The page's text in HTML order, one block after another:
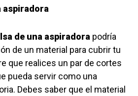
aspiradora
de una aspiradora podría
de un material para cubrir tu
que realices un par de cortes
pueda servir como una
Debes saber que el material